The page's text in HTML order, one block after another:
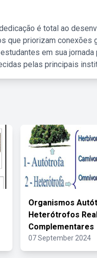
é total ao
que priorizam conexões
em sua
pelas principais
Organismos
Heterótrofos
Complementares
07 September 2024